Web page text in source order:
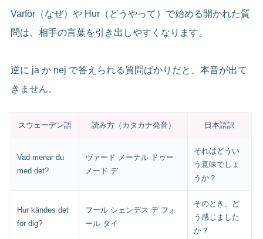
Varför（なぜ）や Hur（どうやって）で始める開かれた質
問は、相手の言葉を引き出しやすくなります。
逆に ja か nej で答えられる質問ばかりだと、本音が出て
きません。
スウェーデン語 読み方（カタカナ発音） 日本語訳
Vad menar du
med det?
ヴァード メーナル ドゥー
メード デ
それはどうい
う意味でしょ
うか？
Hur kändes det
för dig?
フール シェンデス デ フォ
ール ダイ
そのとき、ど
う感じました
か？